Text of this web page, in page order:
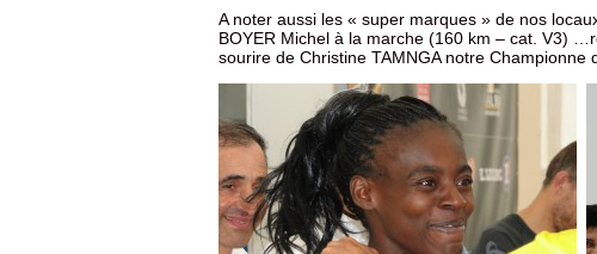
A noter aussi les « super marques » de nos
BOYER Michel à la marche (160 km – cat. V3)
sourire de Christine TAMNGA notre Championne